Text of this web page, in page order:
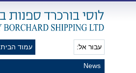
עבור אל: עמוד הבית
News